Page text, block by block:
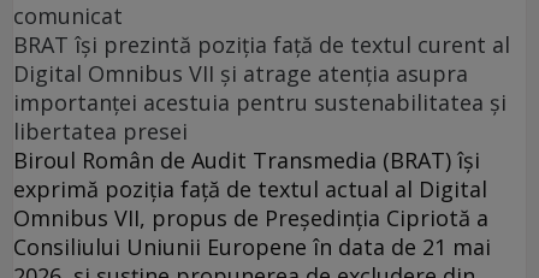
comunicat
BRAT își prezintă poziția față de textul curent al
Digital Omnibus VII și atrage atenția asupra
importanței acestuia pentru sustenabilitatea și
libertatea presei
Biroul Român de Audit Transmedia (BRAT) își
exprimă poziția față de textul actual al Digital
Omnibus VII, propus de Președinția Cipriotă a
Consiliului Uniunii Europene în data de 21 mai